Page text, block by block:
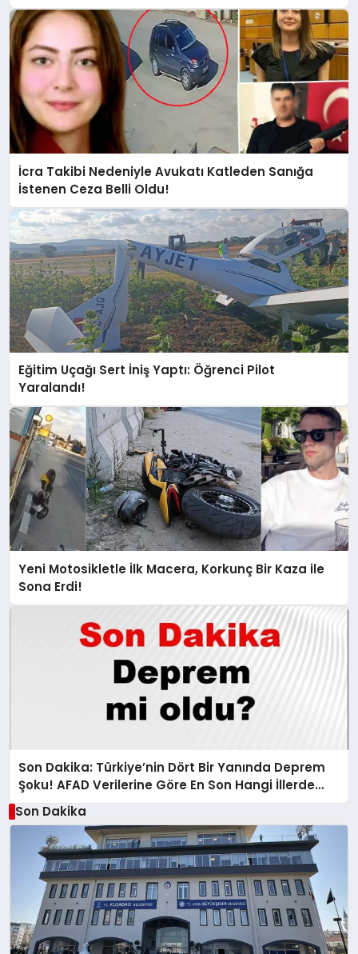
İcra Takibi Nedeniyle Avukatı Katleden Sanığa
İstenen Ceza Belli Oldu!
Eğitim Uçağı Sert İniş Yaptı: Öğrenci Pilot
Yaralandı!
Yeni Motosikletle İlk Macera, Korkunç Bir Kaza ile
Sona Erdi!
Son Dakika: Türkiye’nin Dört Bir Yanında Deprem
Şoku! AFAD Verilerine Göre En Son Hangi İllerde
Sallandı?
Son Dakika